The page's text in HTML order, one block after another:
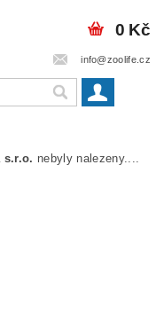
info@zoolife.cz
0 Kč
s.r.o. nebyly nalezeny....